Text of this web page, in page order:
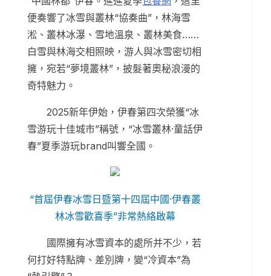
便奏響了冰雪與叢林“協奏曲”，林海雪
淞、叢林冰瀑、雪地溫泉、叢林美食……
白雪與林海交相照映，游人與冰雪密切相
擁，宛若“夢境叢林”，披髮著奧秘浪漫的
奇特魅力。
2025新年伊始，伊春第四次榮獲“冰
雪游玩十佳城市”稱號，“冰雪叢林·童話伊
春”夏季游玩brand叫響全國。
“首屆伊春冰雪日暨第十四屆中國·伊春叢
林冰雪歡喜季”非常熱絡啟幕
國際擁有冰雪資本的處所并不少，若
何打好特點牌、差別牌，變“冷資本”為